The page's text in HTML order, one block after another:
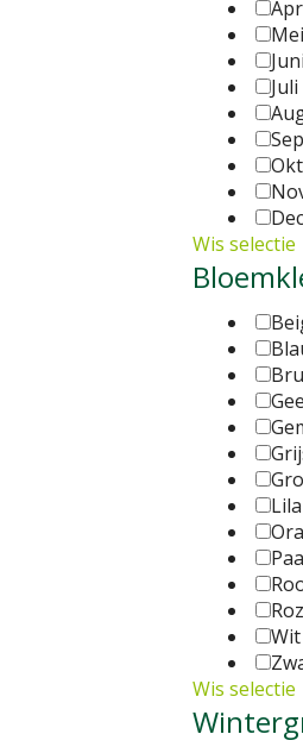
Mei
Juni
Juli
Wis selectie
Lila
Wit
Wis selectie